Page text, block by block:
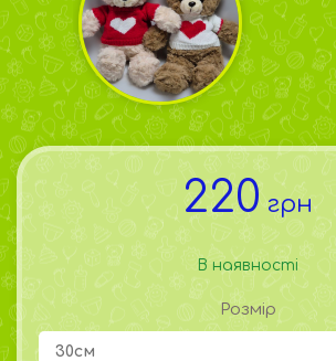
220 грн
В наявності
Розмір
30см